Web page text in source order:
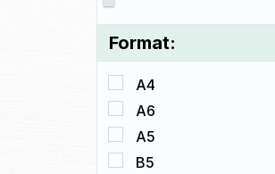
Format:
A4
A6
A5
B5